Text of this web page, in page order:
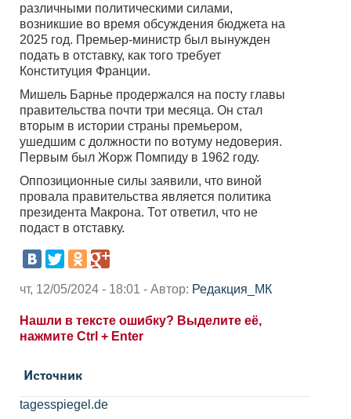
различными политическими силами,
возникшие во время обсуждения бюджета на
2025 год. Премьер-министр был вынужден
подать в отставку, как того требует
Конституция Франции.
Мишель Барнье продержался на посту главы
правительства почти три месяца. Он стал
вторым в истории страны премьером,
ушедшим с должности по вотуму недоверия.
Первым был Жорж Помпиду в 1962 году.
Оппозиционные силы заявили, что виной
провала правительства является политика
президента Макрона. Тот ответил, что не
подаст в отставку.
чт, 12/05/2024 - 18:01 - Автор: Редакция_МК
Нашли в тексте ошибку? Выделите её,
нажмите Ctrl + Enter
Источник
tagesspiegel.de